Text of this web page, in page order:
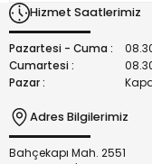
Bu ürüne benzer
Hizmet Saatlerimiz
Pazartesi - Cuma :
Cumartesi :
Pazar :
Adres Bilgilerimiz
Bahçekapı Mah. 2551